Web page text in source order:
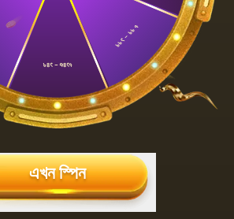
৳ ৭৭ – ১৭৭
৳১৪৬ – ১৪৭
এখন স্পিন